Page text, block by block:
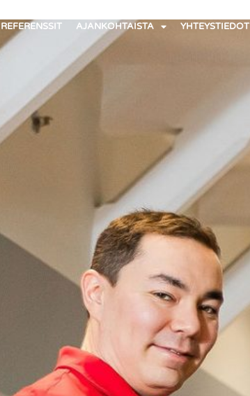
REFERENSSIT AJANKOHTAISTA YHTEYSTIEDOT